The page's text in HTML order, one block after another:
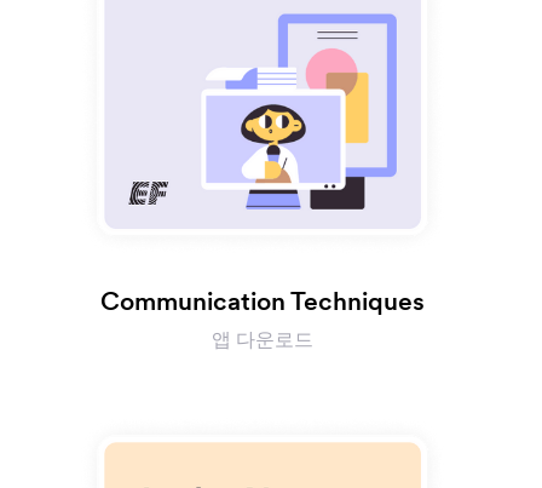
Communication Techniques
앱 다운로드